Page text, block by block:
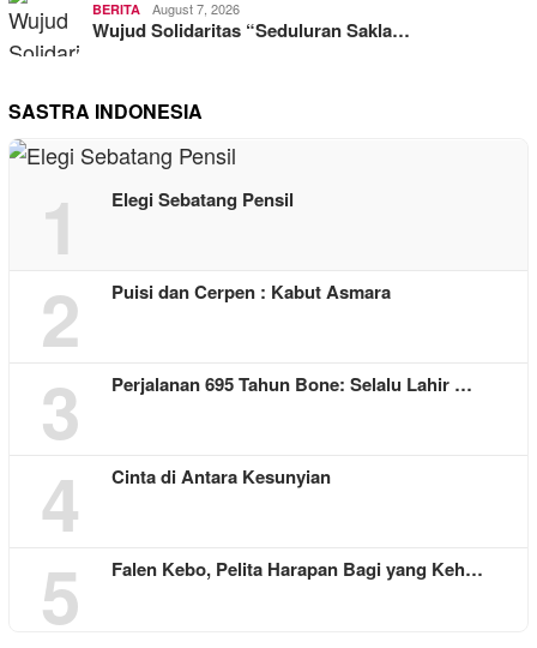
BERITA August 7, 2026
Wujud Solidaritas “Seduluran Sakla…
SASTRA INDONESIA
1 Elegi Sebatang Pensil
2 Puisi dan Cerpen : Kabut Asmara
3 Perjalanan 695 Tahun Bone: Selalu Lahir …
4 Cinta di Antara Kesunyian
5 Falen Kebo, Pelita Harapan Bagi yang Keh…